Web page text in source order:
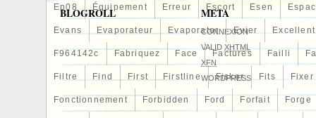
Ep08 Équipement Erreur Escort Esen
Evans Evaporateur Evaporator Evier Excellent
F964142c Fabriquez Face Factures Failli
Filtre Find First Firstline Fisker Fits Fixer
Fonctionnement Forbidden Ford Forfait Forge
BLOGROLL META
CONNEXION
VALIDXHTML
XFN
WORDPRESS